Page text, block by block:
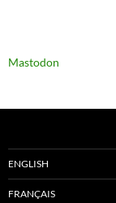
Mastodon
ENGLISH
FRANÇAIS